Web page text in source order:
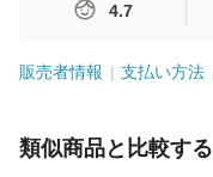
4.7
販売者情報 支払い方法
類似商品と比較する